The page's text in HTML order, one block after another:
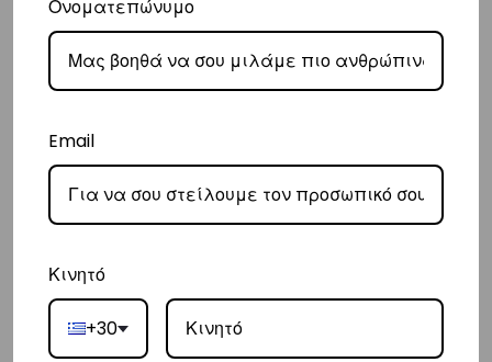
– Οι χρόνοι παράδοσης κυμαίνονται συνήθως από 2-7 εργάσιμες
ημέρες.
Ευρώπη
– Τα έξοδα αποστολής για όλο την Ευρώπη είναι στα
– Η συνεργαζόμενη εταιρεία ταχυμεταφορών,DHL, θα αναλάβει την
παράδοσή σας.
– Οι χρόνοι παράδοσης κυμαίνονται συνήθως από 3-8 εργάσιμες
– Τα έξοδα αποστολής για όλο τον υπόλοιπο κόσμο είναι στα
€35
Ονοματεπώνυμο
Email
Κινητό
+30